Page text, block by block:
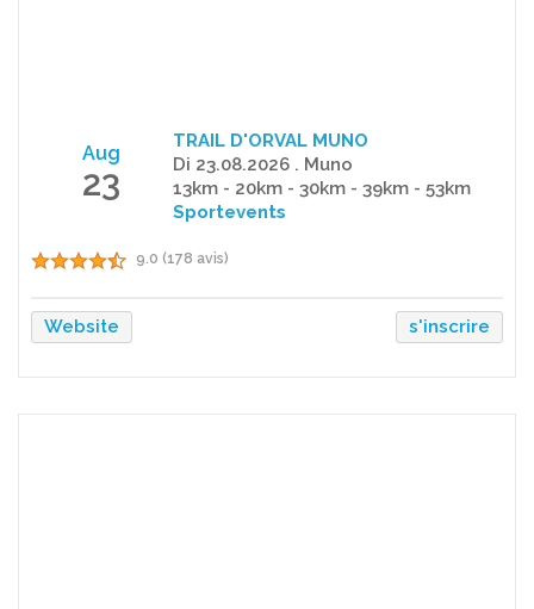
Aug
23
TRAIL D'ORVAL MUNO
Di 23.08.2026 . Muno
13km - 20km - 30km - 39km - 53km
Sportevents
9.0 (178 avis)
Website s'inscrire